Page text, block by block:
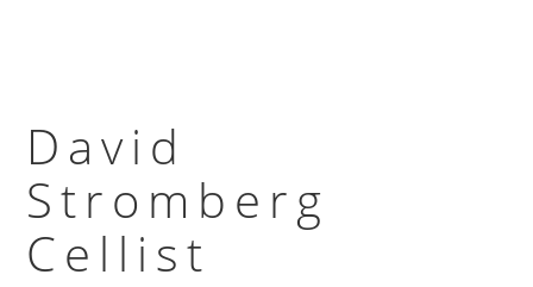
David
Stromberg
Cellist